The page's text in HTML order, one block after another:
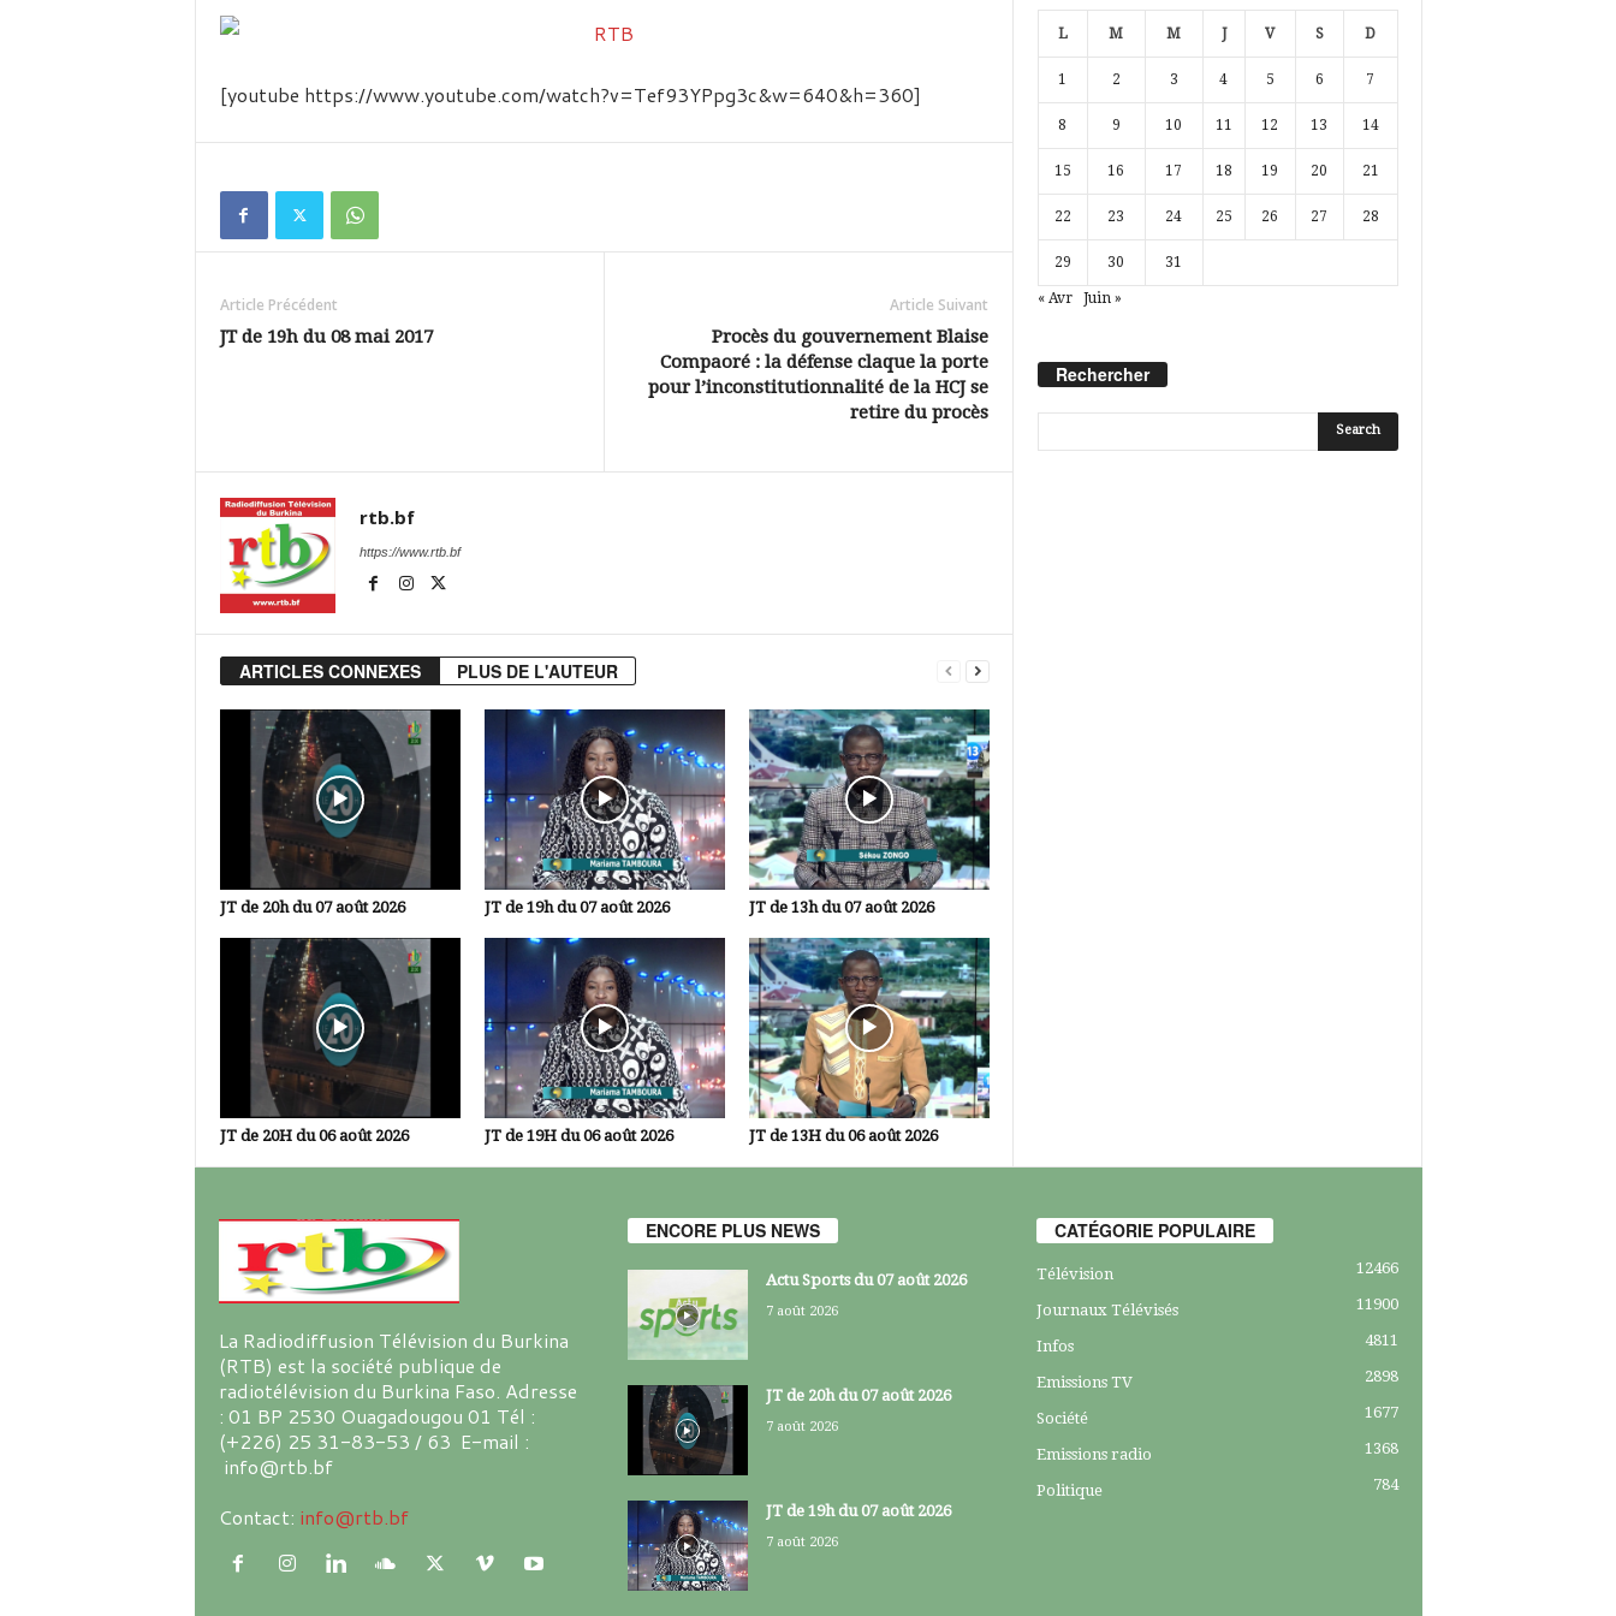
u
[youtube https://www.youtube.com/watch?v=Tef93YPpg3c&w=640&h=360]
Article Précédent
JT de 19h du 08 mai 2017
Article Suivant
Procès du gouvernement Blaise
Compaoré : la défense claque la porte
pour l’inconstitutionnalité de la HCJ se
retire du procès
rtb.bf
https://www.rtb.bf
ARTICLES CONNEXES PLUS DE L'AUTEUR
JT de 20h du 07 août 2026 JT de 19h du 07 août 2026 JT de 13h du 07 août 2026
JT de 20H du 06 août 2026 JT de 19H du 06 août 2026 JT de 13H du 06 août 2026
L M M J V S D
1 2 3 4 5 6 7
8 9 10 11 12 13 14
15 16 17 18 19 20 21
22 23 24 25 26 27 28
29 30 31
« Avr Juin »
Rechercher
La Radiodiffusion Télévision du Burkina
(RTB) est la société publique de
radiotélévision du Burkina Faso. Adresse
: 01 BP 2530 Ouagadougou 01 Tél :
(+226) 25 31-83-53 / 63 E-mail :
info@rtb.bf
Contact: info@rtb.bf
ENCORE PLUS NEWS
Actu Sports du 07 août 2026
7 août 2026
JT de 20h du 07 août 2026
7 août 2026
JT de 19h du 07 août 2026
7 août 2026
CATÉGORIE POPULAIRE
Télévision 12466
Journaux Télévisés 11900
Infos 4811
Emissions TV 2898
Société 1677
Emissions radio 1368
Politique 784